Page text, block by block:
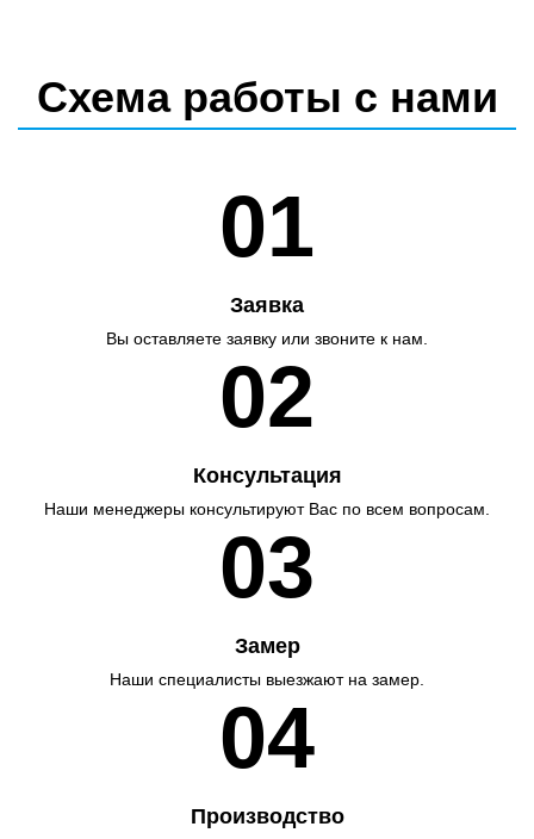
Схема работы с нами
01
Заявка
Вы оставляете заявку или звоните к нам.
02
Консультация
Наши менеджеры консультируют Вас по всем вопросам.
03
Замер
Наши специалисты выезжают на замер.
04
Производство